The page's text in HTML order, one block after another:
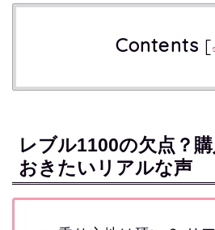
Contents [
レブル1100の欠点？
おきたいリアルな声